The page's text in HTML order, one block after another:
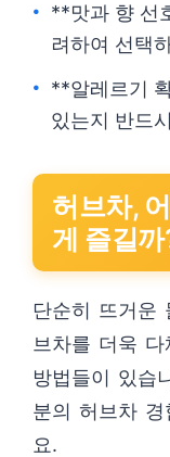
**맛과 향 선
려하여 선택
**알레르기
있는지 반드
허브차,
게 즐길까
단순히 뜨거운
브차를 더욱
방법들이 있습
분의 허브차
요.